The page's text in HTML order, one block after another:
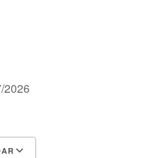
2026